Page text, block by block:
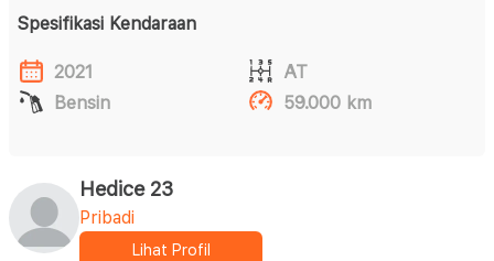
Spesifikasi Kendaraan
2021
AT
Bensin
59.000 km
Hedice 23
Pribadi
Lihat Profil